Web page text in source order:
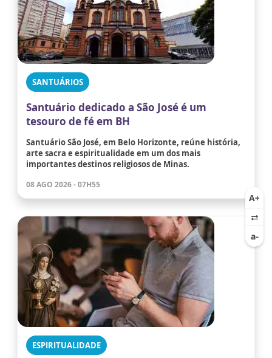
SANTUÁRIOS
Santuário dedicado a São José é um
tesouro de fé em BH
Santuário São José, em Belo Horizonte, reúne história,
arte sacra e espiritualidade em um dos mais
importantes destinos religiosos de Minas.
08 AGO 2026 - 07H55
ESPIRITUALIDADE